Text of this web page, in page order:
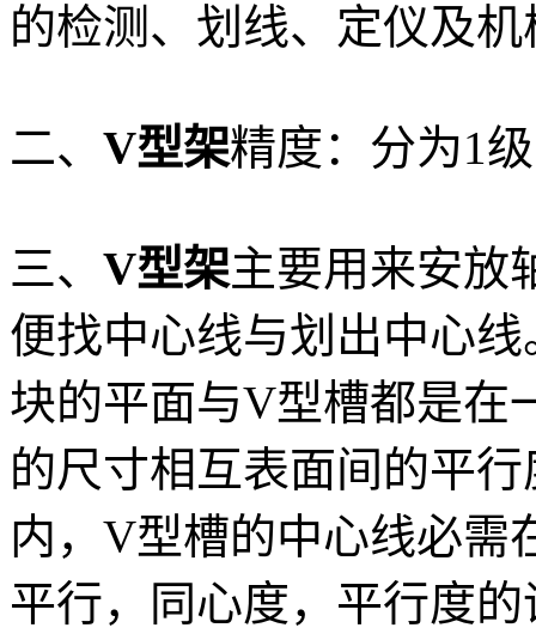
的检测、划线、定仪及
二、 V型架精度：分为1
三、 V型架主要用来安放
便找中心线与划出中心线
块的平面与V型槽都是在
的尺寸相互表面间的平
内，V型槽的中心线必需
平行，同心度，平行度